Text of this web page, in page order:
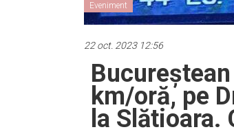
Eveniment
22 oct. 2023 12:56
km/oră, pe
la Slătioara.